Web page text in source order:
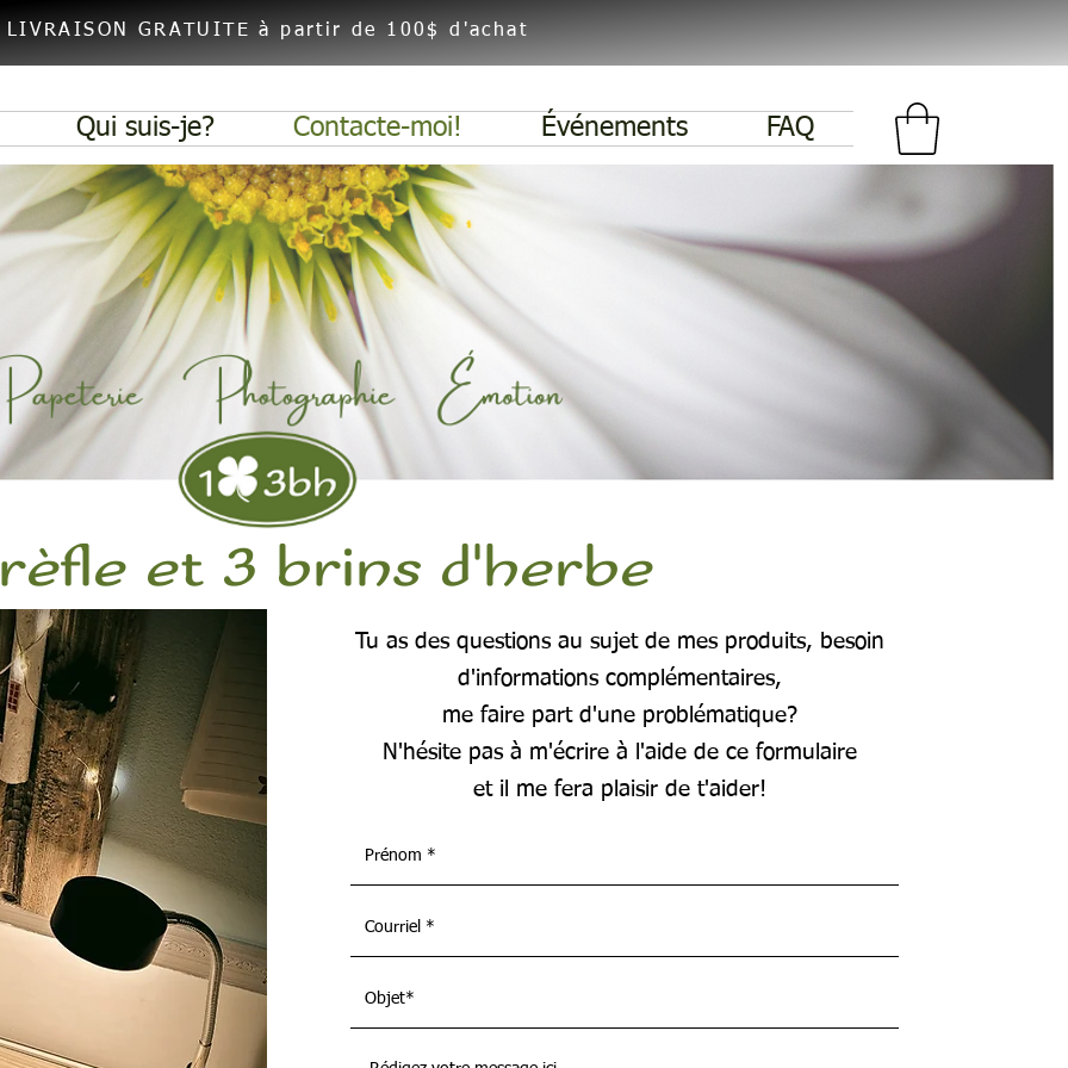
LIVRAISON GRATUITE à partir de 100$ d'achat
Qui suis-je? Contacte-moi! Événements FAQ
et 3 brins d'herbe
Tu as des questions au sujet de mes produits, besoin
d'informations complémentaires,
me faire part d'une problématique?
N'hésite pas à m'écrire à l'aide de ce formulaire
et il me fera plaisir de t'aider!